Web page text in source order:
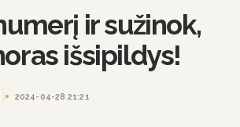
ir sužinok,
išsipildys!
2024-04-28 21:21